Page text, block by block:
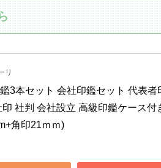
リ
3本セット 会社印鑑セット 代表
印 社判 会社設立 高級印鑑ケース付
角印21ｍｍ)